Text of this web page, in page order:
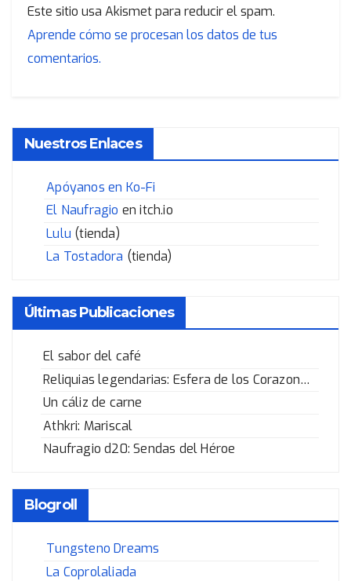
Este sitio usa Akismet para reducir el spam.
Aprende cómo se procesan los datos de tus
comentarios.
Nuestros Enlaces
Apóyanos en Ko-Fi
El Naufragio en itch.io
Lulu (tienda)
La Tostadora (tienda)
Últimas Publicaciones
El sabor del café
Reliquias legendarias: Esfera de los Corazones Rotos
Un cáliz de carne
Athkri: Mariscal
Naufragio d20: Sendas del Héroe
Blogroll
Tungsteno Dreams
La Coprolaliada